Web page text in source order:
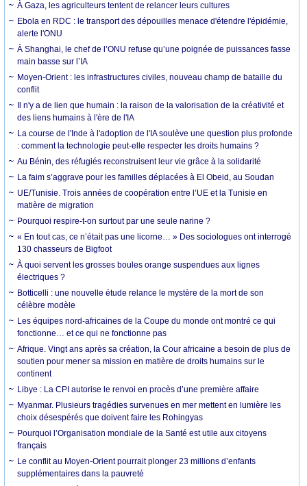
À Gaza, les agriculteurs tentent de relancer leurs cultures
Ebola en RDC : le transport des dépouilles menace d'étendre l'épidémie,
alerte l'ONU
À Shanghai, le chef de l’ONU refuse qu’une poignée de puissances fasse
main basse sur l’IA
Moyen-Orient : les infrastructures civiles, nouveau champ de bataille du
conflit
Il n'y a de lien que humain : la raison de la valorisation de la créativité et
des liens humains à l'ère de l'IA
La course de l'Inde à l'adoption de l'IA soulève une question plus profonde
: comment la technologie peut-elle respecter les droits humains ?
Au Bénin, des réfugiés reconstruisent leur vie grâce à la solidarité
La faim s’aggrave pour les familles déplacées à El Obeid, au Soudan
UE/Tunisie. Trois années de coopération entre l’UE et la Tunisie en
matière de migration
Pourquoi respire-t-on surtout par une seule narine ?
« En tout cas, ce n’était pas une licorne… » Des sociologues ont interrogé
130 chasseurs de Bigfoot
À quoi servent les grosses boules orange suspendues aux lignes
électriques ?
Botticelli : une nouvelle étude relance le mystère de la mort de son
célèbre modèle
Les équipes nord-africaines de la Coupe du monde ont montré ce qui
fonctionne… et ce qui ne fonctionne pas
Afrique. Vingt ans après sa création, la Cour africaine a besoin de plus de
soutien pour mener sa mission en matière de droits humains sur le
continent
Libye : La CPI autorise le renvoi en procès d’une première affaire
Myanmar. Plusieurs tragédies survenues en mer mettent en lumière les
choix désespérés que doivent faire les Rohingyas
Pourquoi l’Organisation mondiale de la Santé est utile aux citoyens
français
Le conflit au Moyen-Orient pourrait plonger 23 millions d’enfants
supplémentaires dans la pauvreté